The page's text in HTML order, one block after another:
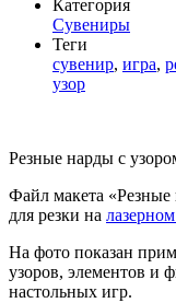
Категория
Сувениры
Теги
сувенир, игра,
узор
Резные нарды с
Файл макета «Резные
для резки на
На фото показан
узоров, элементов и
настольных игр.